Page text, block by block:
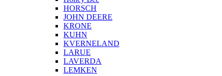
HORSCH
JOHN DEERE
KRONE
KUHN
KVERNELAND
LARUE
LAVERDA
LEMKEN